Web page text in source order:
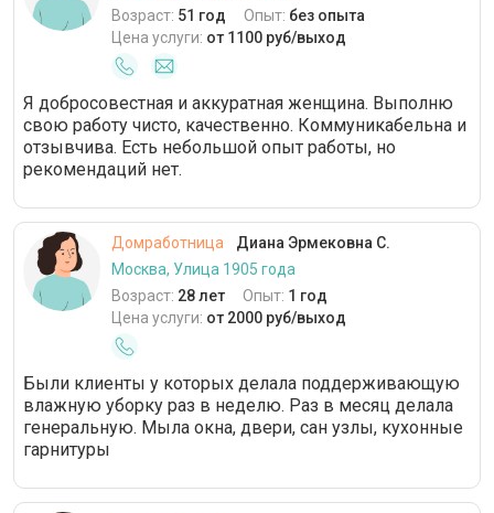
Возраст: 51 год Опыт: без опыта
Цена услуги: от 1100 руб/выход
Я добросовестная и аккуратная женщина. Выполню
свою работу чисто, качественно. Коммуникабельна и
отзывчива. Есть небольшой опыт работы, но
рекомендаций нет.
Домработница
Диана Эрмековна С.
Москва, Улица 1905 года
Возраст: 28 лет Опыт: 1 год
Цена услуги: от 2000 руб/выход
Были клиенты у которых делала поддерживающую
влажную уборку раз в неделю. Раз в месяц делала
генеральную. Мыла окна, двери, сан узлы, кухонные
гарнитуры